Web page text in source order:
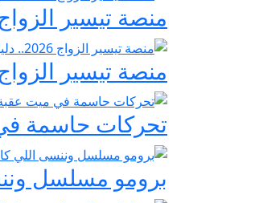
منصة تيسير الزواج 2026.. خطوات التسجيل وشروط مبادرة فرحة
منصة تيسير الزواج 2026.. دليلك الشامل لمبادرة «فرحة مصر» لدعم تجهيز
تحركات حاسمة
برومو مسلسل